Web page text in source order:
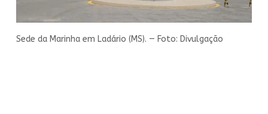
Sede da Marinha em Ladário (MS). — Foto: Divulgação